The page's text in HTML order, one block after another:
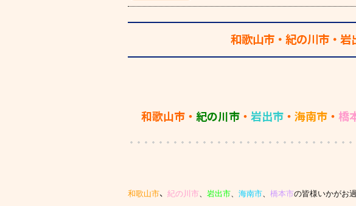
和歌山市・紀の川市・
和歌山市・ 紀の川市・ 岩出市・ 海南市・ 橋
和歌山市、 紀の川市、 岩出市、 海南市、 橋本市の皆様いかがお